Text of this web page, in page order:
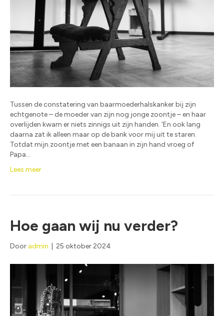
Tussen de constatering van baarmoederhalskanker bij zijn
echtgenote – de moeder van zijn nog jonge zoontje – en haar
overlijden kwam er niets zinnigs uit zijn handen. ‘En ook lang
daarna zat ik alleen maar op de bank voor mij uit te staren.
Totdat mijn zoontje met een banaan in zijn hand vroeg of
Papa…
Lees meer
Hoe gaan wij nu verder?
Door admin 25 oktober 2024